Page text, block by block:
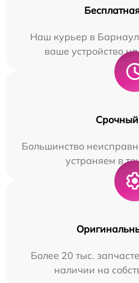
Наш курьер в
ваше устройство
Большинство
устраняем в
Более 20 тыс.
наличии на